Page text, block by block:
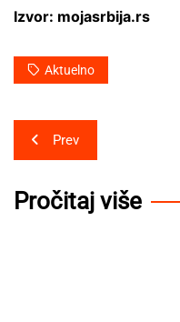
Izvor: mojasrbija.rs
Aktuelno
Post
navigation
Prev
Pročitaj više